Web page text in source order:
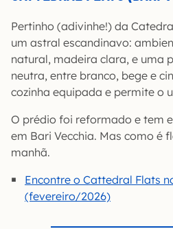
Pertinho (adivinhe!) da
um astral escandinavo:
natural, madeira clara, e uma
neutra, entre branco, bege e
cozinha equipada e permite o
O prédio foi reformado e tem
em Bari Vecchia. Mas como é
manhã.
Encontre o Cattedral Flats
(fevereiro/2026)